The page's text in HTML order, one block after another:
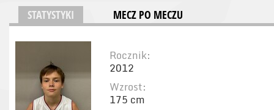
STATYSTYKI MECZ PO MECZU
Rocznik:
2012
Wzrost:
175 cm